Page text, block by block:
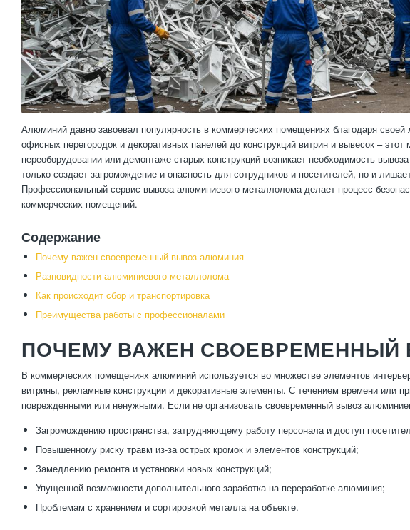
Алюминий давно завоевал популярность в коммерческих помещениях благодаря своей
офисных перегородок и декоративных панелей до конструкций витрин и вывесок –
переоборудовании или демонтаже старых конструкций возникает необходимость
только создает загромождение и опасность для сотрудников и посетителей, но и
Профессиональный сервис вывоза алюминиевого металлолома делает процесс
коммерческих помещений.
Содержание
Почему важен своевременный вывоз алюминия
Разновидности алюминиевого металлолома
Как происходит сбор и транспортировка
Преимущества работы с профессионалами
ПОЧЕМУ ВАЖЕН
В коммерческих помещениях алюминий используется во множестве элементов
витрины, рекламные конструкции и декоративные элементы. С течением времени или
поврежденными или ненужными. Если не организовать своевременный вывоз
Загромождению пространства, затрудняющему работу персонала и доступ
Повышенному риску травм из-за острых кромок и элементов конструкций;
Замедлению ремонта и установки новых конструкций;
Упущенной возможности дополнительного заработка на переработке алюминия;
Проблемам с хранением и сортировкой металла на объекте.